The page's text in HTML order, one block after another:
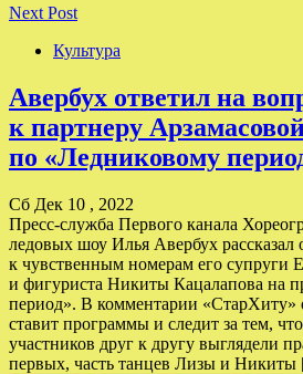
Next Post
Культура
Авербух ответил на
к партнеру
по «Ледниковому
Сб Дек 10 , 2022
Пресс-служба Первого канала
ледовых шоу Илья Авербух
к чувственным номерам его супруги
и фигуриста Никиты Кацалапова на
период». В комментарии «СтарХиту»
ставит программы и следит за тем,
участников друг к другу выглядели
первых, часть танцев Лизы и